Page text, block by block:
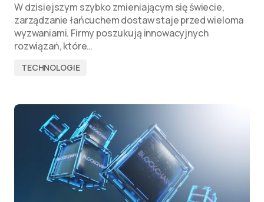
W dzisiejszym szybko zmieniającym się świecie,
zarządzanie łańcuchem dostaw staje przed wieloma
wyzwaniami. Firmy poszukują innowacyjnych
rozwiązań, które…
TECHNOLOGIE